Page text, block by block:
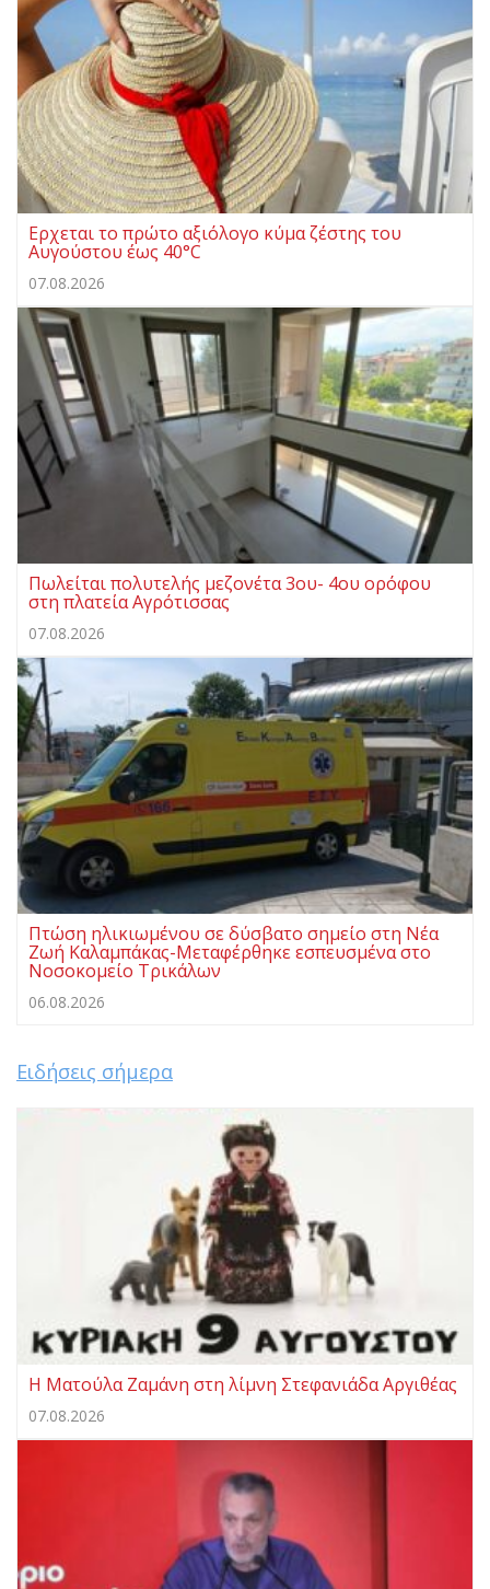
Ερχεται το πρώτο αξιόλογο κύμα ζέστης του
Αυγούστου έως 40°C
07.08.2026
Πωλείται πολυτελής μεζονέτα 3ου- 4ου ορόφου
στη πλατεία Αγρότισσας
07.08.2026
Πτώση ηλικιωμένου σε δύσβατο σημείο στη Νέα
Ζωή Καλαμπάκας-Μεταφέρθηκε εσπευσμένα στο
Νοσοκομείο Τρικάλων
06.08.2026
Ειδήσεις σήμερα
Η Ματούλα Ζαμάνη στη λίμνη Στεφανιάδα Αργιθέας
07.08.2026